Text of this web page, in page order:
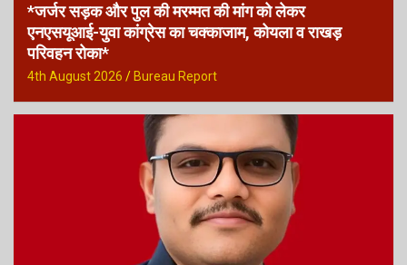
*जर्जर सड़क और पुल की मरम्मत की मांग को लेकर
एनएसयूआई-युवा कांग्रेस का चक्काजाम, कोयला व राखड़
परिवहन रोका*
4th August 2026 Bureau Report